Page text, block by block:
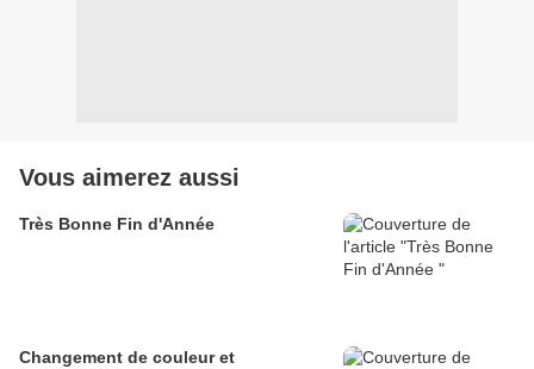
Vous aimerez aussi
Très Bonne Fin d'Année
Changement de couleur et